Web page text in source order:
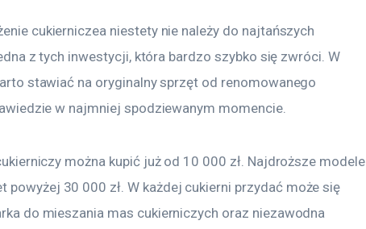
cukierniczea niestety nie należy do najtańszych
z tych inwestycji, która bardzo szybko się zwróci. W
stawiać na oryginalny sprzęt od renomowanego
w najmniej spodziewanym momencie.
można kupić już od 10 000 zł. Najdroższe modele
powyżej 30 000 zł. W każdej cukierni przydać może się
do mieszania mas cukierniczych oraz niezawodna